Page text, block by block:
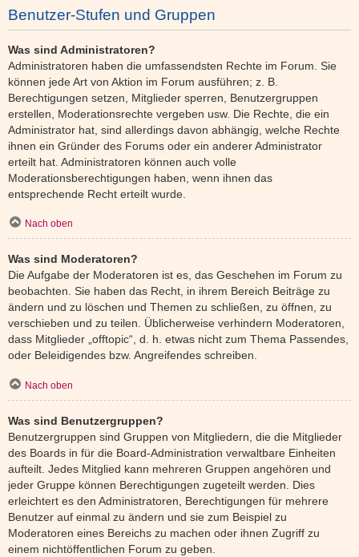
Benutzer-Stufen und Gruppen
Was sind Administratoren?
Administratoren haben die umfassendsten Rechte im Forum. Sie
können jede Art von Aktion im Forum ausführen; z. B.
Berechtigungen setzen, Mitglieder sperren, Benutzergruppen
erstellen, Moderationsrechte vergeben usw. Die Rechte, die ein
Administrator hat, sind allerdings davon abhängig, welche Rechte
ihnen ein Gründer des Forums oder ein anderer Administrator
erteilt hat. Administratoren können auch volle
Moderationsberechtigungen haben, wenn ihnen das
entsprechende Recht erteilt wurde.
Nach oben
Was sind Moderatoren?
Die Aufgabe der Moderatoren ist es, das Geschehen im Forum zu
beobachten. Sie haben das Recht, in ihrem Bereich Beiträge zu
ändern und zu löschen und Themen zu schließen, zu öffnen, zu
verschieben und zu teilen. Üblicherweise verhindern Moderatoren,
dass Mitglieder „offtopic“, d. h. etwas nicht zum Thema Passendes,
oder Beleidigendes bzw. Angreifendes schreiben.
Nach oben
Was sind Benutzergruppen?
Benutzergruppen sind Gruppen von Mitgliedern, die die Mitglieder
des Boards in für die Board-Administration verwaltbare Einheiten
aufteilt. Jedes Mitglied kann mehreren Gruppen angehören und
jeder Gruppe können Berechtigungen zugeteilt werden. Dies
erleichtert es den Administratoren, Berechtigungen für mehrere
Benutzer auf einmal zu ändern und sie zum Beispiel zu
Moderatoren eines Bereichs zu machen oder ihnen Zugriff zu
einem nichtöffentlichen Forum zu geben.